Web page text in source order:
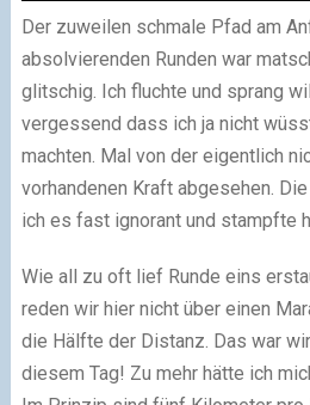
Der zuweilen schmale Pfad am
absolvierenden Runden war
glitschig. Ich fluchte und sprang
vergessend dass ich ja nicht
machten. Mal von der eigentlich
vorhandenen Kraft abgesehen.
ich es fast ignorant und stampfte
Wie all zu oft lief Runde eins
reden wir hier nicht über einen
die Hälfte der Distanz. Das war
diesem Tag! Zu mehr hätte ich